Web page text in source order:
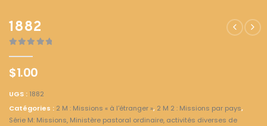
1882
$1.00
UGS : 1882
Catégories : 2 M : Missions « à l'étranger », 2 M 2 : Missions par pays,
Série M: Missions, Ministère pastoral ordinaire, activités diverses de